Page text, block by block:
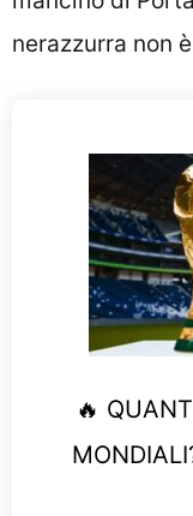
nerazzurra non
🔥